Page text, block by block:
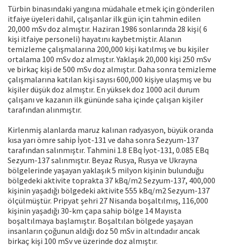
Türbin binasındaki yangına müdahale etmek için gönderilen
itfaiye üyeleri dahil, çalışanlar ilk gün için tahmin edilen
20,000 mSv doz almıştır. Haziran 1986 sonlarında 28 kişi( 6
kişi itfaiye personeli) hayatını kaybetmiştir. Alanın
temizleme çalışmalarına 200,000 kişi katılmış ve bu kişiler
ortalama 100 mSv doz almıştır. Yaklaşık 20,000 kişi 250 mSv
ve birkaç kişi de 500 mSv doz almıştır. Daha sonra temizleme
çalışmalarına katılan kişi sayısı 600,000 kişiye ulaşmış ve bu
kişiler düşük doz almıştır. En yüksek doz 1000 acil durum
çalışanı ve kazanın ilk gününde saha içinde çalışan kişiler
tarafından alınmıştır.
Kirlenmiş alanlarda maruz kalınan radyasyon, büyük oranda
kısa yarı ömre sahip İyot-131 ve daha sonra Sezyum-137
tarafından salınmıştır. Tahmini 1.8 EBq İyot-131, 0.085 EBq
Sezyum-137 salınmıştır. Beyaz Rusya, Rusya ve Ukrayna
bölgelerinde yaşayan yaklaşık 5 milyon kişinin bulunduğu
bölgedeki aktivite toprakta 37 kBq/m2 Sezyum-137, 400,000
kişinin yaşadığı bölgedeki aktivite 555 kBq/m2 Sezyum-137
ölçülmüştür. Pripyat şehri 27 Nisanda boşaltılmış, 116,000
kişinin yaşadığı 30-km çapa sahip bölge 14 Mayısta
boşaltılmaya başlamıştır. Boşaltılan bölgede yaşayan
insanların çoğunun aldığı doz 50 mSv in altındadır ancak
birkaç kişi 100 mSv ve üzerinde doz almıştır.